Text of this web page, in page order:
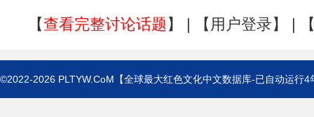
【查看完整讨论话题】 | 【 用户登录】 |
©2022-2026 PLTYW.CoM 【全球最大红色文化中文数据库-已自动运行4